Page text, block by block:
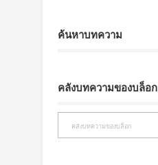
ค้นหาบทความ
คลังบทความของบล็อก